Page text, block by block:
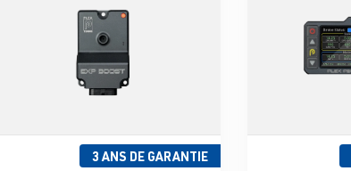
3 ANS DE GARANTIE